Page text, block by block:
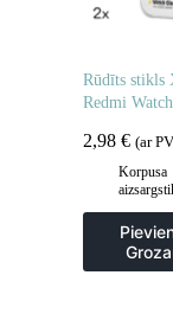
Rūdīts stikls
Redmi
2,98 € (ar
Korpusa